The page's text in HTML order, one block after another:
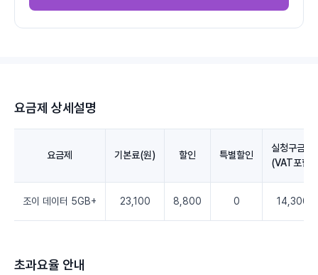
요금제 상세설명
요금제 기본료(원) 할인 특별할인
실청구금액
(VAT포함)
조이 데이터 5GB+ 23,100 8,800 0 14,300
초과요율 안내